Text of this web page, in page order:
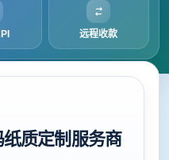
远程收款
质定制服务商